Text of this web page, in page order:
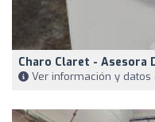
Charo Claret - Asesora
Ver información y datos